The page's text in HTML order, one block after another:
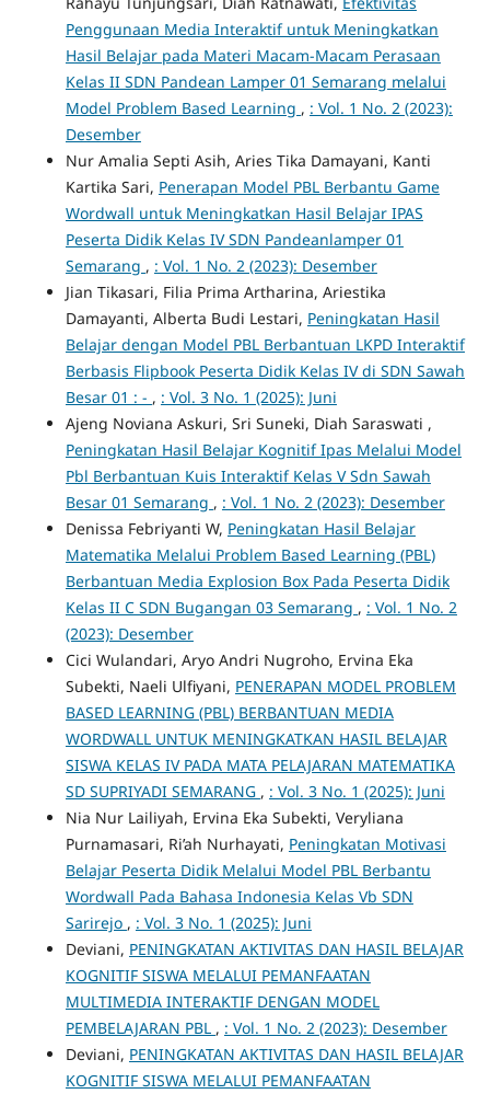
Penggunaan Media Interaktif untuk Meningkatkan
Hasil Belajar pada Materi Macam-Macam Perasaan
Kelas II SDN Pandean Lamper 01 Semarang melalui
Model Problem Based Learning , : Vol. 1 No. 2 (2023):
Desember
Nur Amalia Septi Asih, Aries Tika Damayani, Kanti
Kartika Sari, Penerapan Model PBL Berbantu Game
Wordwall untuk Meningkatkan Hasil Belajar IPAS
Peserta Didik Kelas IV SDN Pandeanlamper 01
Semarang , : Vol. 1 No. 2 (2023): Desember
Jian Tikasari, Filia Prima Artharina, Ariestika
Damayanti, Alberta Budi Lestari, Peningkatan Hasil
Belajar dengan Model PBL Berbantuan LKPD Interaktif
Berbasis Flipbook Peserta Didik Kelas IV di SDN Sawah
Besar 01 : - , : Vol. 3 No. 1 (2025): Juni
Ajeng Noviana Askuri, Sri Suneki, Diah Saraswati ,
Peningkatan Hasil Belajar Kognitif Ipas Melalui Model
Pbl Berbantuan Kuis Interaktif Kelas V Sdn Sawah
Besar 01 Semarang , : Vol. 1 No. 2 (2023): Desember
Denissa Febriyanti W, Peningkatan Hasil Belajar
Matematika Melalui Problem Based Learning (PBL)
Berbantuan Media Explosion Box Pada Peserta Didik
Kelas II C SDN Bugangan 03 Semarang , : Vol. 1 No. 2
(2023): Desember
Cici Wulandari, Aryo Andri Nugroho, Ervina Eka
Subekti, Naeli Ulfiyani, PENERAPAN MODEL PROBLEM
BASED LEARNING (PBL) BERBANTUAN MEDIA
WORDWALL UNTUK MENINGKATKAN HASIL BELAJAR
SISWA KELAS IV PADA MATA PELAJARAN MATEMATIKA
SD SUPRIYADI SEMARANG , : Vol. 3 No. 1 (2025): Juni
Nia Nur Lailiyah, Ervina Eka Subekti, Veryliana
Purnamasari, Ri’ah Nurhayati, Peningkatan Motivasi
Belajar Peserta Didik Melalui Model PBL Berbantu
Wordwall Pada Bahasa Indonesia Kelas Vb SDN
Sarirejo , : Vol. 3 No. 1 (2025): Juni
Deviani, PENINGKATAN AKTIVITAS DAN HASIL BELAJAR
KOGNITIF SISWA MELALUI PEMANFAATAN
MULTIMEDIA INTERAKTIF DENGAN MODEL
PEMBELAJARAN PBL , : Vol. 1 No. 2 (2023): Desember
Deviani, PENINGKATAN AKTIVITAS DAN HASIL BELAJAR
KOGNITIF SISWA MELALUI PEMANFAATAN